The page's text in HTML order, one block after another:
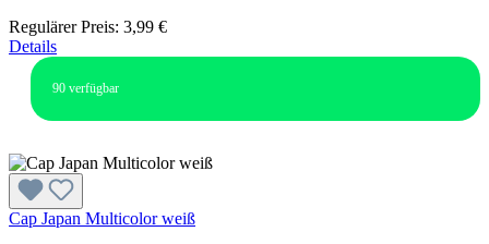
Regulärer Preis: 3,99 €
Details
90 verfügbar
Cap Japan Multicolor weiß